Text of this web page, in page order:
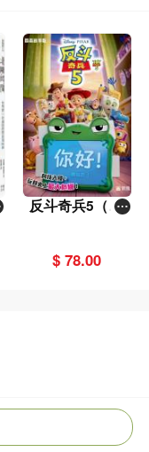
反斗奇兵5（圖
$ 78.00